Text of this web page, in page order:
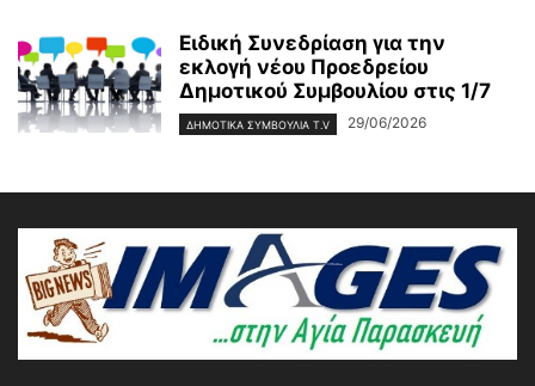
Ειδική Συνεδρίαση για την
εκλογή νέου Προεδρείου
Δημοτικού Συμβουλίου στις 1/7
ΔΗΜΟΤΙΚΑ ΣΥΜΒΟΥΛΙΑ T.V 29/06/2026